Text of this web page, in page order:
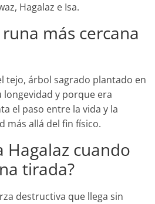
Hagalaz e Isa.
más cercana
tejo, árbol sagrado plantado en
y porque era
el paso entre la vida y la
más allá del fin físico.
Hagalaz cuando
tirada?
destructiva que llega sin